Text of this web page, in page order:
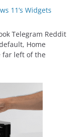
11’s Widgets
Telegram Reddit
Home
far left of the